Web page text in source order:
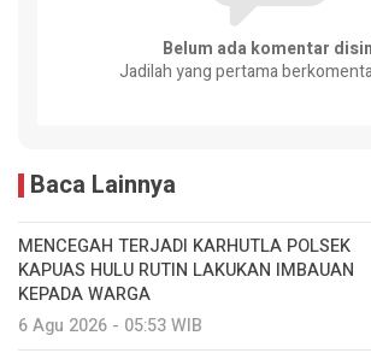
Belum ada komentar
Jadilah yang pertama
Baca Lainnya
MENCEGAH TERJADI KARHUTLA POLSEK
KAPUAS HULU RUTIN LAKUKAN IMBAUAN
KEPADA WARGA
6 Agu 2026 - 05:53 WIB